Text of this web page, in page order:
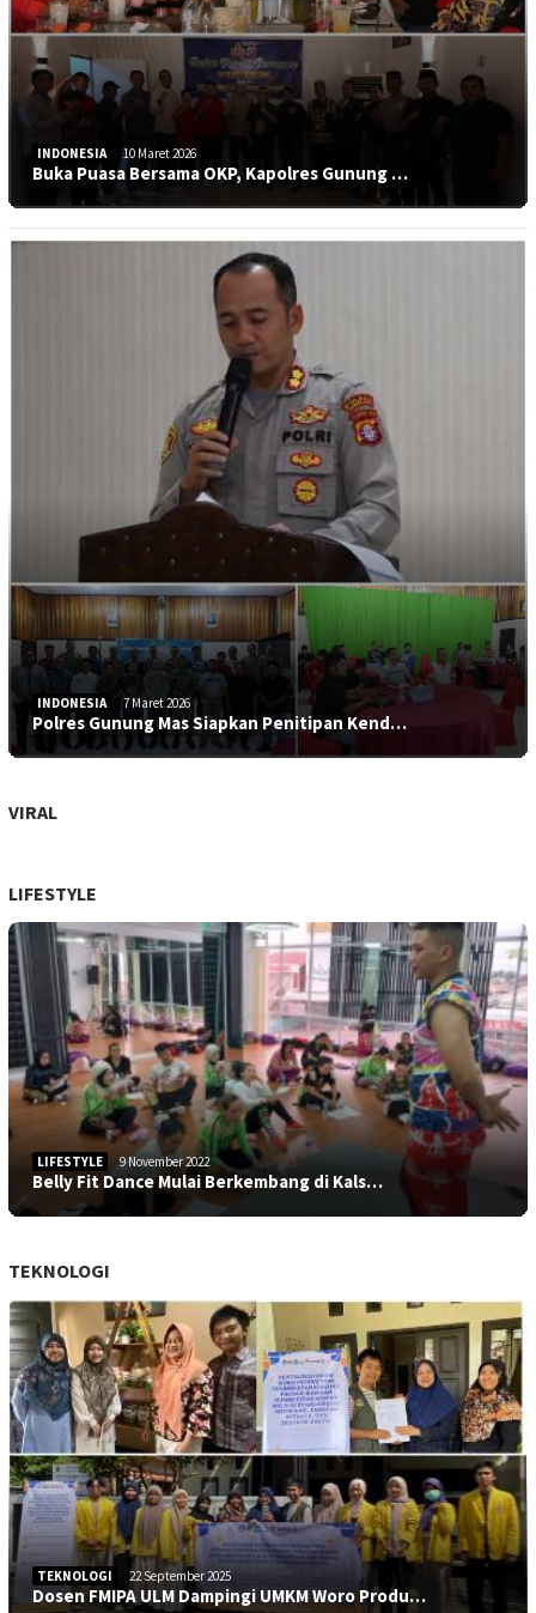
INDONESIA 10 Maret 2026
Buka Puasa Bersama OKP, Kapolres Gunung …
INDONESIA 7 Maret 2026
Polres Gunung Mas Siapkan Penitipan Kend…
VIRAL
LIFESTYLE
LIFESTYLE 9 November 2022
Belly Fit Dance Mulai Berkembang di Kals…
TEKNOLOGI
TEKNOLOGI 22 September 2025
Dosen FMIPA ULM Dampingi UMKM Woro Produ…